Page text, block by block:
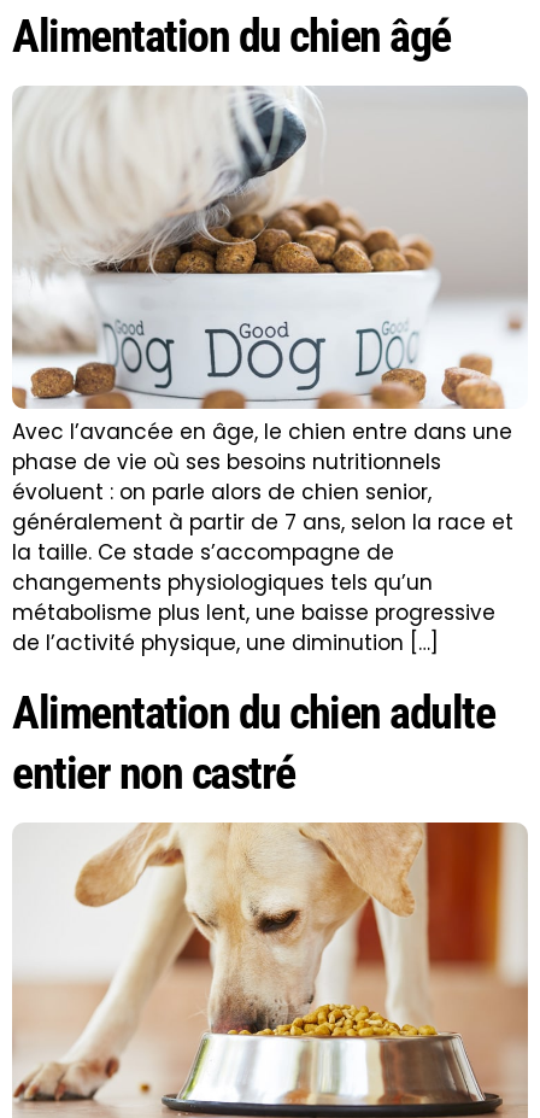
Alimentation du chien âgé
Avec l’avancée en âge, le chien entre dans une
phase de vie où ses besoins nutritionnels
évoluent : on parle alors de chien senior,
généralement à partir de 7 ans, selon la race et
la taille. Ce stade s’accompagne de
changements physiologiques tels qu’un
métabolisme plus lent, une baisse progressive
de l’activité physique, une diminution […]
Alimentation du chien adulte
entier non castré